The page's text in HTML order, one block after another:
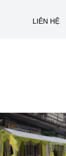
LIÊN HỆ